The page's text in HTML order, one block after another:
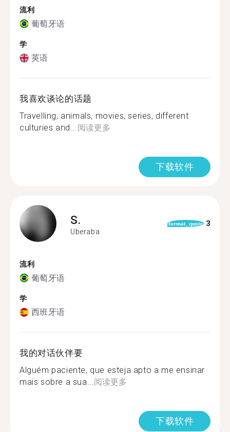
流利
葡萄牙语
学
英语
我喜欢谈论的话题
Travelling, animals, movies, series, different
culturies and...阅读更多
下载软件
S.
Uberaba
format_quote 3
流利
葡萄牙语
学
西班牙语
我的对话伙伴要
Alguém paciente, que esteja apto a me ensinar
mais sobre a sua...阅读更多
下载软件